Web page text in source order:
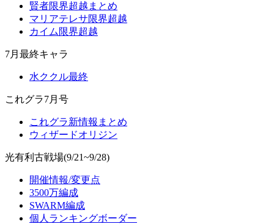
賢者限界超越まとめ
マリアテレサ限界超越
カイム限界超越
7月最終キャラ
水ククル最終
これグラ7月号
これグラ新情報まとめ
ウィザードオリジン
光有利古戦場(9/21~9/28)
開催情報/変更点
3500万編成
SWARM編成
個人ランキングボーダー